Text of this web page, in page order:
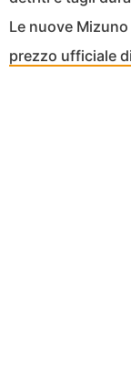
Le nuove
prezzo ufficiale